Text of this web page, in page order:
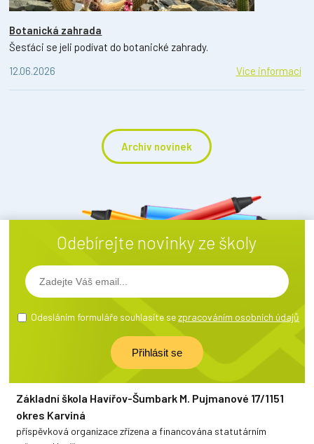
Botanická zahrada
Šesťáci se jeli podívat do botanické zahrady.
12.06.2026
Více informací
Archiv novinek
Odebírejte novinky ze školy
Odesláním formuláře souhlasíte sezpracováním osobních údajů
Základní škola Havířov-Šumbark M. Pujmanové 17/1151
okres Karviná
příspěvková organizace zřízena a financována statutárním